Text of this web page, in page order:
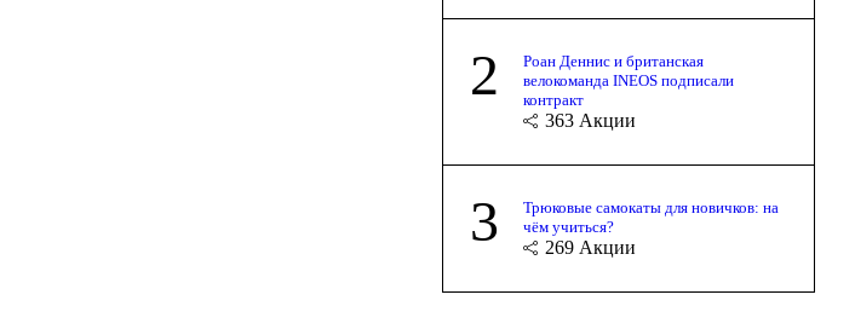
2
Роан Деннис и британская
велокоманда INEOS подписали
контракт
363 Акции
3
Трюковые самокаты для новичков: на
чём учиться?
269 Акции